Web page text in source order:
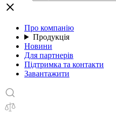
Про компанію
Продукція
Новини
Для партнерів
Підтримка та контакти
Завантажити